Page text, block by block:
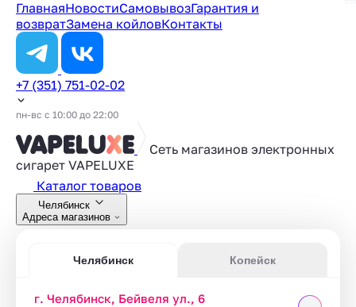
ГлавнаяНовостиСамовывозГарантия и
возвратЗамена койловКонтакты
+7 (351) 751-02-02
пн-вс с 10:00 до 22:00
Сеть магазинов электронных
сигарет VAPELUXE
Каталог товаров
Челябинск
Адреса магазинов
Челябинск Копейск
г. Челябинск, Бейвеля ул., 6